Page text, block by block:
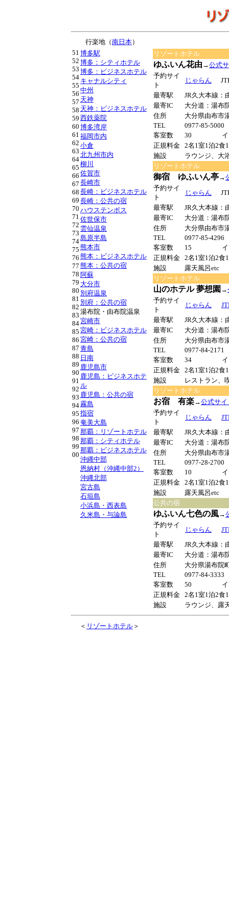
行楽地（南日本）
51
52
53
54
55
56
57
58
59
60
61
62
63
64
65
66
67
68
69
70
71
72
73
74
75
76
77
78
79
80
81
82
83
84
85
86
87
88
89
90
91
92
93
94
95
96
97
98
99
00
博多駅
博多：シティホテル
博多：ビジネスホテル
キャナルシティ
中州
天神
天神：ビジネスホテル
西鉄薬院
博多湾岸
福岡市内
小倉
北九州市内
柳川
佐賀市
長崎市
長崎：ビジネスホテル
長崎：公共の宿
ハウステンボス
佐世保市
雲仙温泉
島原半島
熊本市
熊本：ビジネスホテル
熊本：公共の宿
阿蘇
大分市
別府温泉
別府：公共の宿
湯布院・由布院温泉
宮崎市
宮崎：ビジネスホテル
宮崎：公共の宿
青島
日南
鹿児島市
鹿児島：ビジネスホテ
ル
鹿児島：公共の宿
霧島
指宿
奄美大島
那覇：リゾートホテル
那覇：シティホテル
那覇：ビジネスホテル
沖縄中部
恩納村（沖縄中部2）
沖縄北部
宮古島
石垣島
小浜島・西表島
久米島・与論島
リゾートホテル
ゆふいん花由 →公式
予約サイ
ト
じゃらん
最寄駅
JR久大本線：
最寄IC
大分道：湯
住所
大分県由布市
TEL
0977-85-
客室数
30
正規料金 2名1室1泊2食
施設
ラウンジ、大
リゾートホテル
御宿 ゆふいん亭→
予約サイ
ト
じゃらん
最寄駅
JR久大本線：
最寄IC
大分道：湯
住所
大分県由布市
TEL
0977-85-
客室数
15
正規料金 2名1室1泊2食
施設
露天風呂etc
リゾートホテル
山のホテル 夢想園 →
予約サイ
ト
じゃらん
最寄駅
JR久大本線：
最寄IC
大分道：湯
住所
大分県由布市
TEL
0977-84-2171
客室数
34
正規料金 2名1室1泊2食
施設
レストラン、
リゾートホテル
お宿 有楽→公式サイ
予約サイ
ト
じゃらん
最寄駅
JR久大本線：
最寄IC
大分道：湯
住所
大分県由布市
TEL
0977-28-
客室数
10
正規料金 2名1室1泊2食
施設
露天風呂etc
公共の宿
ゆふいん七色の風→
予約サイ
ト
じゃらん
最寄駅
JR久大本線：
最寄IC
大分道：湯
住所
大分県湯布院
TEL
0977-84-3333
客室数
50
正規料金 2名1室1泊2食
施設
ラウンジ、露
＜ リゾートホテル ＞